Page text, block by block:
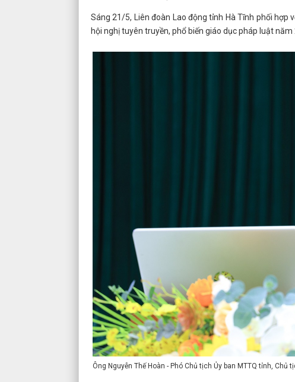
Sáng 21/5, Liên đoàn Lao động tỉnh Hà Tĩnh phối hợp
hội nghị tuyên truyền, phổ biến giáo dục pháp luật
Ông Nguyễn Thế Hoàn - Phó Chủ tịch Ủy ban MTTQ tỉnh,